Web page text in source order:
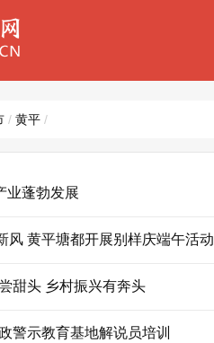
/ 黄平 /
业蓬勃发展
风 黄平塘都开展别样庆端午活动
甜头 乡村振兴有奔头
警示教育基地解说员培训